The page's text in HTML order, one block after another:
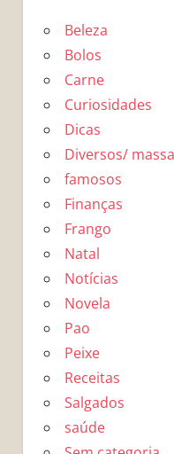
Beleza
Bolos
Carne
Curiosidades
Dicas
Diversos/
famosos
Finanças
Frango
Natal
Notícias
Novela
Pao
Peixe
Receitas
Salgados
saúde